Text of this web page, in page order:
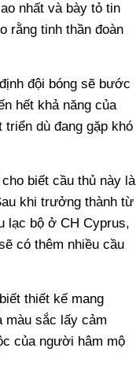
nhất và bày tỏ tin
rằng tinh thần đoàn
đội bóng sẽ bước
hết khả năng của
dù đang gặp khó
biết cầu thủ này là
khi trưởng thành từ
lạc bộ ở CH Cyprus,
có thêm nhiều cầu
thiết kế mang
màu sắc lấy cảm
của người hâm mộ